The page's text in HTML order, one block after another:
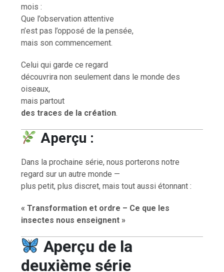
mois :
Que l’observation attentive
n’est pas l’opposé de la pensée,
mais son commencement.
Celui qui garde ce regard
découvrira non seulement dans le monde des
oiseaux,
mais partout
des traces de la création.
Aperçu :
Dans la prochaine série, nous porterons notre
regard sur un autre monde —
plus petit, plus discret, mais tout aussi étonnant :
« Transformation et ordre – Ce que les
insectes nous enseignent »
Aperçu de la
deuxième série